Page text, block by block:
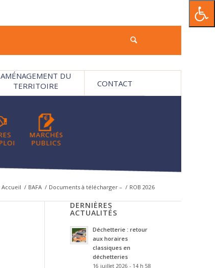
AMÉNAGEMENT DU
TERRITOIRE
CONTACT
Accueil / BAFA / Documents à télécharger – / ROB 2026
DERNIÈRES
ACTUALITÉS
Déchetterie : retour
aux horaires
classiques en
déchetteries
16 juillet 2026 - 14 h 58